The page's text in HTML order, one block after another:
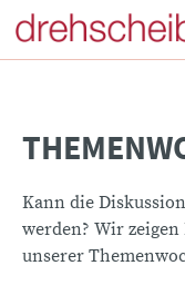
Kann die
werden? Wir
unserer